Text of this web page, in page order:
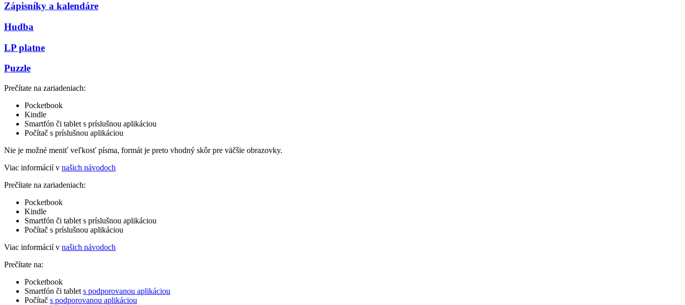
Zápisníky a kalendáre
Hudba
LP platne
Puzzle
Prečítate na zariadeniach:
Pocketbook
Kindle
Smartfón či tablet s príslušnou aplikáciou
Počítač s príslušnou aplikáciou
Nie je možné meniť veľkosť písma, formát je preto vhodný skôr pre väčšie obrazovky.
Viac informácií v našich návodoch
Prečítate na zariadeniach:
Pocketbook
Kindle
Smartfón či tablet s príslušnou aplikáciou
Počítač s príslušnou aplikáciou
Viac informácií v našich návodoch
Prečítate na:
Pocketbook
Smartfón či tablet s podporovanou aplikáciou
Počítač s podporovanou aplikáciou